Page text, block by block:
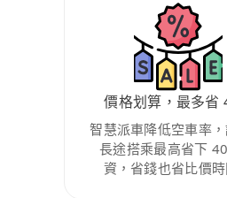
價格划算，最多省
智慧派車降低空車率
長途搭乘最高省下
資，省錢也省比價時